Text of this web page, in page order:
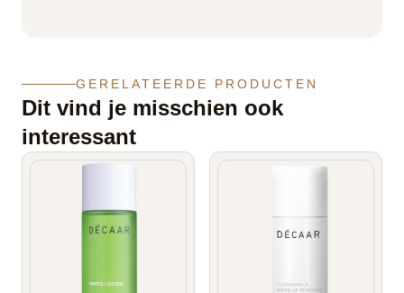
GERELATEERDE PRODUCTEN
Dit vind je misschien ook
interessant